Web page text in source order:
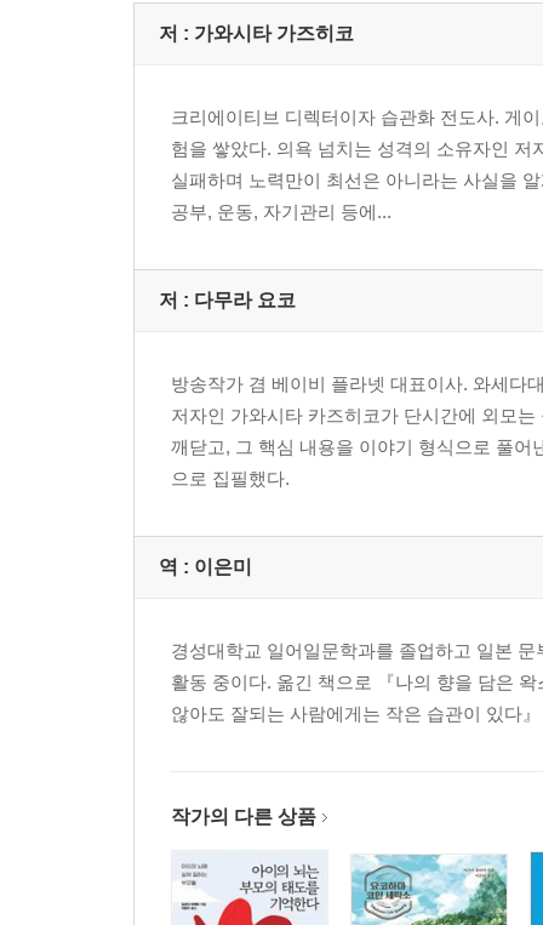
저 : 가와시타 가즈히코
크리에이티브 디렉터이자 습관화 전도사. 게
험을 쌓았다. 의욕 넘치는 성격의 소유자인
실패하며 노력만이 최선은 아니라는 사실을
공부, 운동, 자기관리 등에...
저 : 다무라 요코
방송작가 겸 베이비 플라넷 대표이사. 와세다
저자인 가와시타 카즈히코가 단시간에 외모
깨닫고, 그 핵심 내용을 이야기 형식으로 풀
으로 집필했다.
역 : 이은미
경성대학교 일어일문학과를 졸업하고 일본
활동 중이다. 옮긴 책으로 『나의 향을 담은
않아도 잘되는 사람에게는 작은 습관이 있다
작가의 다른 상품